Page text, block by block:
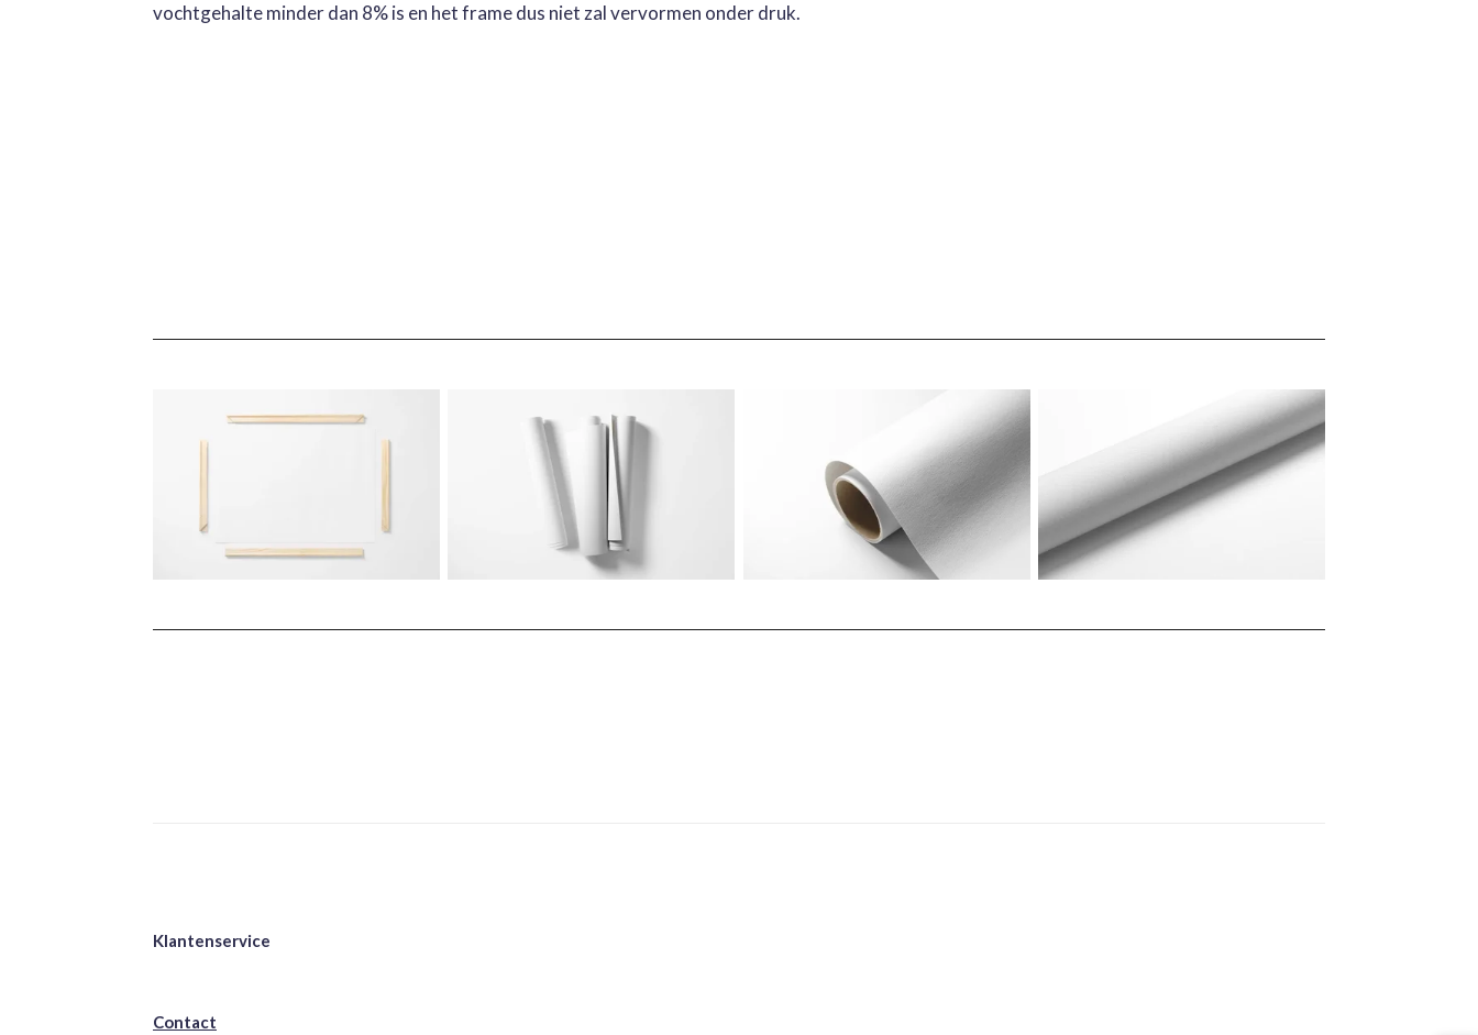
vochtgehalte minder dan 8% is en het frame dus niet zal vervormen onder druk.
Klantenservice
Contact